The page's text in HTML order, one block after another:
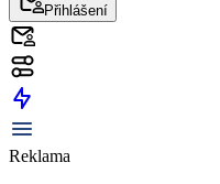
Přihlášení
Reklama